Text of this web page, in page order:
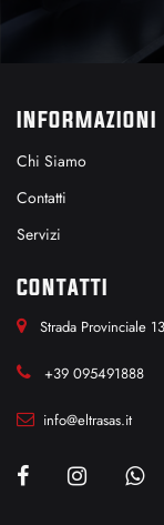
INFORMAZIONI
Chi Siamo
Contatti
Servizi
CONTATTI
Strada Provinciale
+39 095491888
info@eltrasas.it